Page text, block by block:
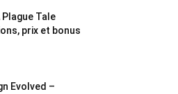
Plague Tale
prix et bonus
Evolved –